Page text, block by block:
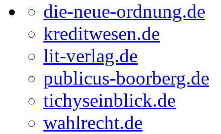
die-neue-ordnung.de
kreditwesen.de
lit-verlag.de
publicus-boorberg.de
tichyseinblick.de
wahlrecht.de